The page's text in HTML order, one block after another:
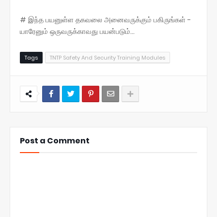
# இந்த பயனுள்ள தகவலை அனைவருக்கும் பகிருங்கள் -
யாரேனும் ஒருவருக்காவது பயன்படும்...
Tags TNTP Safety And Security Training Modules
Post a Comment